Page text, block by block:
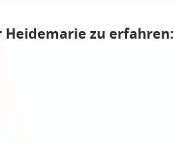
Heidemarie zu erfahren: